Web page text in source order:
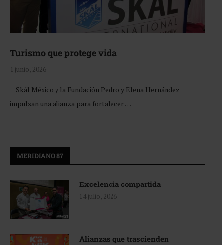
Turismo que protege vida
1 junio, 2026
Skål México y la Fundación Pedro y Elena Hernández
impulsan una alianza para fortalecer …
MERIDIANO 87
Excelencia compartida
14 julio, 2026
Alianzas que trascienden